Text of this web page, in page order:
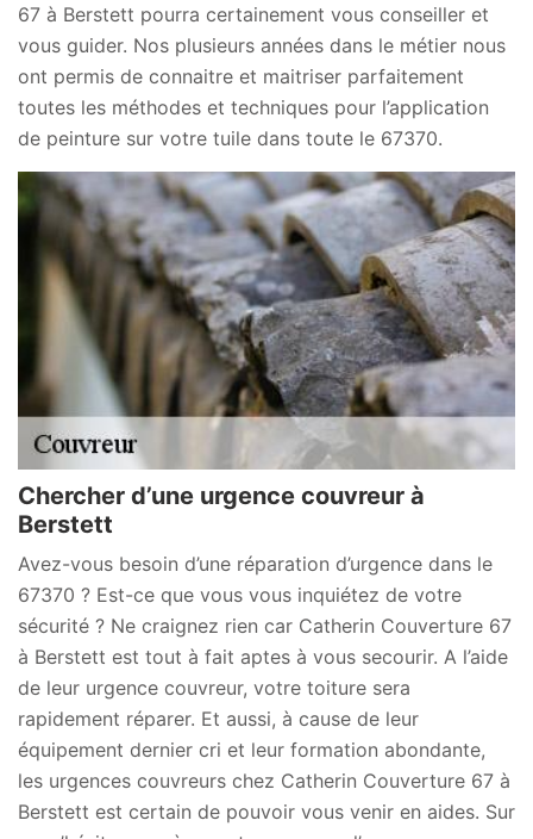
67 à Berstett pourra certainement vous conseiller et
vous guider. Nos plusieurs années dans le métier nous
ont permis de connaitre et maitriser parfaitement
toutes les méthodes et techniques pour l’application
de peinture sur votre tuile dans toute le 67370.
Chercher d’une urgence couvreur à
Berstett
Avez-vous besoin d’une réparation d’urgence dans le
67370 ? Est-ce que vous vous inquiétez de votre
sécurité ? Ne craignez rien car Catherin Couverture 67
à Berstett est tout à fait aptes à vous secourir. A l’aide
de leur urgence couvreur, votre toiture sera
rapidement réparer. Et aussi, à cause de leur
équipement dernier cri et leur formation abondante,
les urgences couvreurs chez Catherin Couverture 67 à
Berstett est certain de pouvoir vous venir en aides. Sur